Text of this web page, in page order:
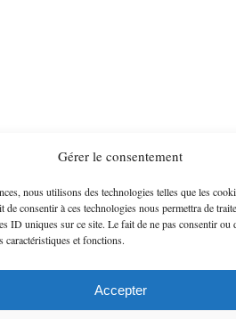
Gérer le consentement
nous utilisons des technologies telles que les
consentir à ces technologies nous permettra de
ID uniques sur ce site. Le fait de ne pas consentir ou
caractéristiques et fonctions.
Accepter